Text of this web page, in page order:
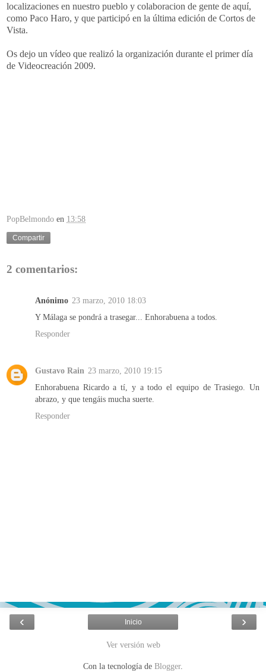
localizaciones en nuestro pueblo y colaboracion de gente de aquí,
como Paco Haro, y que participó en la última edición de Cortos de
Vista.
Os dejo un vídeo que realizó la organización durante el primer día
de Videocreación 2009.
PopBelmondo en 13:58
Compartir
2 comentarios:
Anónimo 23 marzo, 2010 18:03
Y Málaga se pondrá a trasegar... Enhorabuena a todos.
Responder
Gustavo Rain 23 marzo, 2010 19:15
Enhorabuena Ricardo a tí, y a todo el equipo de Trasiego. Un
abrazo, y que tengáis mucha suerte.
Responder
‹ ›
Inicio
Ver versión web
Con la tecnología de Blogger.